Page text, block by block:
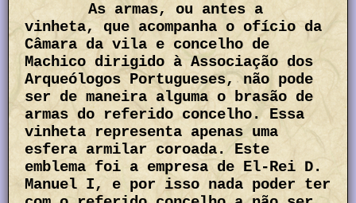
As armas, ou antes a
vinheta, que acompanha o ofício da
Câmara da vila e concelho de
Machico dirigido à Associação dos
Arqueólogos Portugueses, não pode
ser de maneira alguma o brasão de
armas do referido concelho. Essa
vinheta representa apenas uma
esfera armilar coroada. Este
emblema foi a empresa de El-Rei D.
Manuel I, e por isso nada poder ter